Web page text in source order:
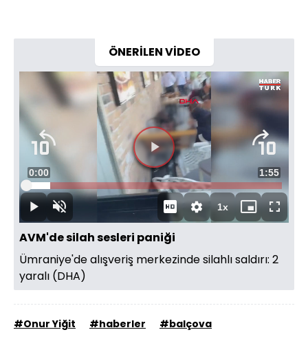
ÖNERİLEN VİDEO
Videoyu
Oynat
OynatSesi
Aç
Süre
0:00 Toplam
Süre
1:55
Yüklendi:
9.38%
1xOynatma
Hızı
Mini
oynatıcı
Tam
Ekran
AVM'de silah sesleri paniği
Ümraniye'de alışveriş merkezinde silahlı saldırı: 2
yaralı (DHA)
#Onur Yiğit #haberler #balçova